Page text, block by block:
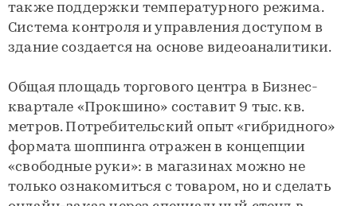
также поддержки температурного режима.
Система контроля и управления доступом в
здание создается на основе видеоаналитики.
Общая площадь торгового центра в Бизнес-
квартале «Прокшино» составит 9 тыс. кв.
метров. Потребительский опыт «гибридного»
формата шоппинга отражен в концепции
«свободные руки»: в магазинах можно не
только ознакомиться с товаром, но и сделать